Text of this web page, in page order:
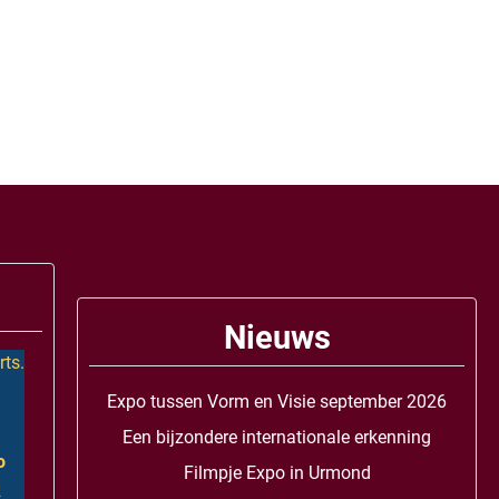
Nieuws
Expo tussen Vorm en Visie september 2026
Een bijzondere internationale erkenning
Filmpje Expo in Urmond